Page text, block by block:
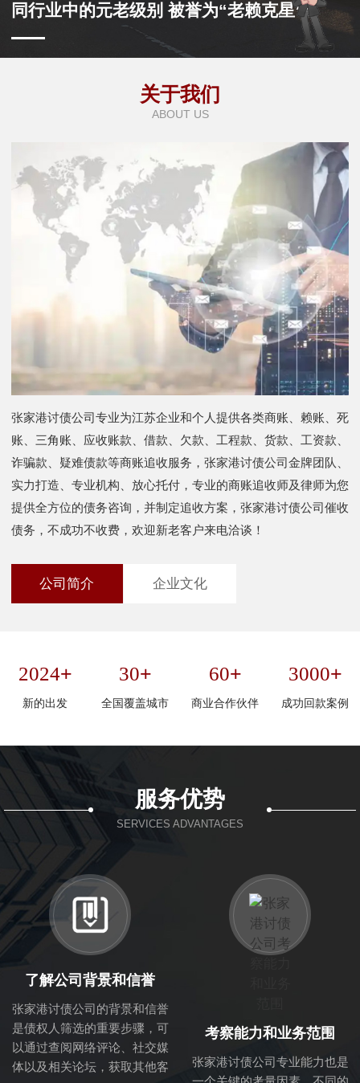
同行业中的元老级别 被誉为“老赖克星”
关于我们
ABOUT US
张家港讨债公司专业为江苏企业和个人提供各类商账、赖账、死
账、三角账、应收账款、借款、欠款、工程款、货款、工资款、
诈骗款、疑难债款等商账追收服务，张家港讨债公司金牌团队、
实力打造、专业机构、放心托付，专业的商账追收师及律师为您
提供全方位的债务咨询，并制定追收方案，张家港讨债公司催收
债务，不成功不收费，欢迎新老客户来电洽谈！
公司简介 企业文化
2024+
新的出发
30+
全国覆盖城市
60+
商业合作伙伴
3000+
成功回款案例
服务优势
SERVICES ADVANTAGES
了解公司背景和信誉
张家港讨债公司的背景和信誉
是债权人筛选的重要步骤，可
以通过查阅网络评论、社交媒
体以及相关论坛，获取其他客
考察能力和业务范围
张家港讨债公司专业能力也是